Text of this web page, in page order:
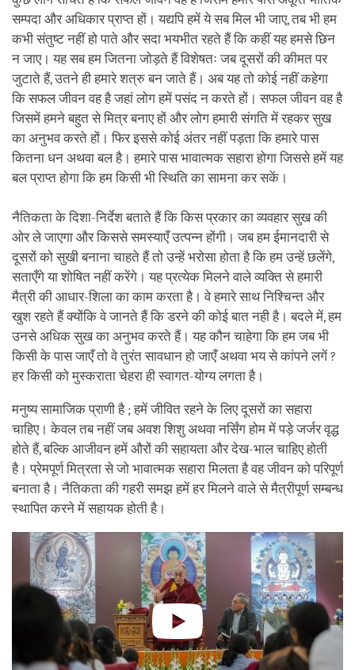
सम्पदा और अधिकार प्राप्त हों। यद्यपि हमें ये सब मिल भी जाए, तब भी हम
कभी संतुष्ट नहीं हो पाते और सदा भयभीत रहते हैं कि कहीं यह हमसे छिन
न जाए। यह सब हम जितना जोड़ते हैं विशेषतः जब दूसरों की कीमत पर
जुटाते हैं, उतने ही हमारे शत्रु बन जाते हैं। अब यह तो कोई नहीं कहेगा
कि सफल जीवन वह है जहां लोग हमें पसंद न करते हों। सफल जीवन वह है
जिसमें हमने बहुत से मित्र बनाए हों और लोग हमारी संगति में रहकर सुख
का अनुभव करते हों। फिर इससे कोई अंतर नहीं पड़ता कि हमारे पास
कितना धन अथवा बल है। हमारे पास भावात्मक सहारा होगा जिससे हमें यह
बल प्राप्त होगा कि हम किसी भी स्थिति का सामना कर सकें।
नैतिकता के दिशा-निर्देश बताते हैं कि किस प्रकार का व्यवहार सुख की
ओर ले जाएगा और किससे समस्याएँ उत्पन्न होंगी। जब हम ईमानदारी से
दूसरों को सुखी बनाना चाहते हैं तो उन्हें भरोसा होता है कि हम उन्हें छलेंगे,
सताएँगे या शोषित नहीं करेंगे। यह प्रत्येक मिलने वाले व्यक्ति से हमारी
मैत्री की आधार-शिला का काम करता है। वे हमारे साथ निश्चिन्त और
खुश रहते हैं क्योंकि वे जानते हैं कि डरने की कोई बात नही है। बदले में, हम
उनसे अधिक सुख का अनुभव करते हैं। यह कौन चाहेगा कि हम जब भी
किसी के पास जाएँ तो वे तुरंत सावधान हो जाएँ अथवा भय से कांपने लगें ?
हर किसी को मुस्कराता चेहरा ही स्वागत-योग्य लगता है।
मनुष्य सामाजिक प्राणी है ; हमें जीवित रहने के लिए दूसरों का सहारा
चाहिए। केवल तब नहीं जब अवश शिशु अथवा नर्सिंग होम में पड़े जर्जर वृद्ध
होते हैं, बल्कि आजीवन हमें औरों की सहायता और देख-भाल चाहिए होती
है। प्रेमपूर्ण मित्रता से जो भावात्मक सहारा मिलता है वह जीवन को परिपूर्ण
बनाता है। नैतिकता की गहरी समझ हमें हर मिलने वाले से मैत्रीपूर्ण सम्बन्ध
स्थापित करने में सहायक होती है।